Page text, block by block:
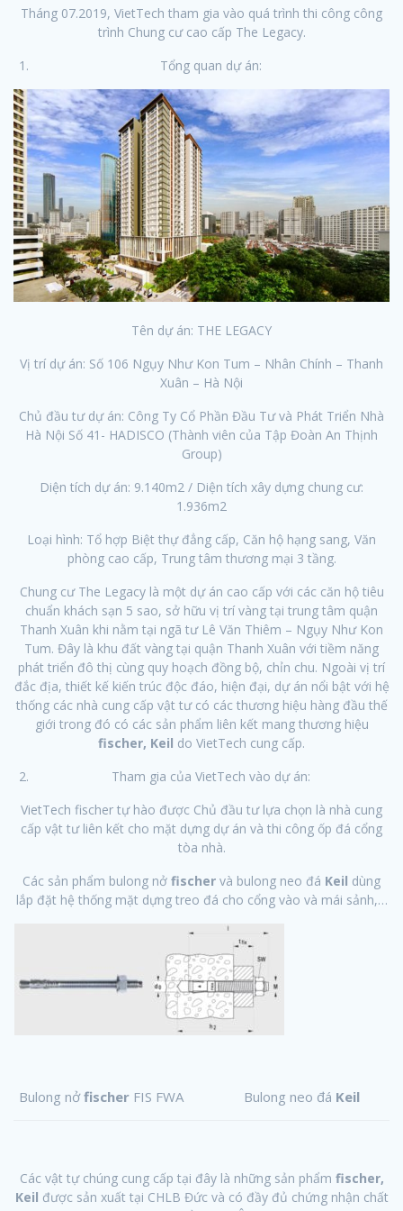
Tháng 07.2019, VietTech tham gia vào quá trình thi công công
trình Chung cư cao cấp The Legacy.
Tổng quan dự án:
Tên dự án: THE LEGACY
Vị trí dự án: Số 106 Ngụy Như Kon Tum – Nhân Chính – Thanh
Xuân – Hà Nội
Chủ đầu tư dự án: Công Ty Cổ Phần Đầu Tư và Phát Triển Nhà
Hà Nội Số 41- HADISCO (Thành viên của Tập Đoàn An Thịnh
Group)
Diện tích dự án: 9.140m2 / Diện tích xây dựng chung cư:
1.936m2
Loại hình: Tổ hợp Biệt thự đẳng cấp, Căn hộ hạng sang, Văn
phòng cao cấp, Trung tâm thương mại 3 tầng.
Chung cư The Legacy là một dự án cao cấp với các căn hộ tiêu
chuẩn khách sạn 5 sao, sở hữu vị trí vàng tại trung tâm quận
Thanh Xuân khi nằm tại ngã tư Lê Văn Thiêm – Ngụy Như Kon
Tum. Đây là khu đất vàng tại quận Thanh Xuân với tiềm năng
phát triển đô thị cùng quy hoạch đồng bộ, chỉn chu. Ngoài vị trí
đắc địa, thiết kế kiến trúc độc đáo, hiện đại, dự án nổi bật với hệ
thống các nhà cung cấp vật tư có các thương hiệu hàng đầu thế
giới trong đó có các sản phẩm liên kết mang thương hiệu
fischer, Keil do VietTech cung cấp.
Tham gia của VietTech vào dự án:
VietTech fischer tự hào được Chủ đầu tư lựa chọn là nhà cung
cấp vật tư liên kết cho mặt dựng dự án và thi công ốp đá cổng
tòa nhà.
Các sản phẩm bulong nở fischer và bulong neo đá Keil dùng
lắp đặt hệ thống mặt dựng treo đá cho cổng vào và mái sảnh,…
Bulong nởfischer FIS FWA Bulong neo đá Keil
Các vật tự chúng cung cấp tại đây là những sản phẩm fischer,
Keil được sản xuất tại CHLB Đức và có đầy đủ chứng nhận chất